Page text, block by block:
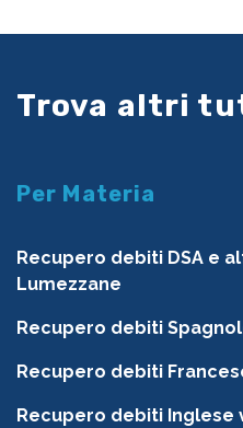
Trova altri
Per Materia
Recupero debiti DSA e
Lumezzane
Recupero debiti
Recupero debiti
Recupero debiti Inglese